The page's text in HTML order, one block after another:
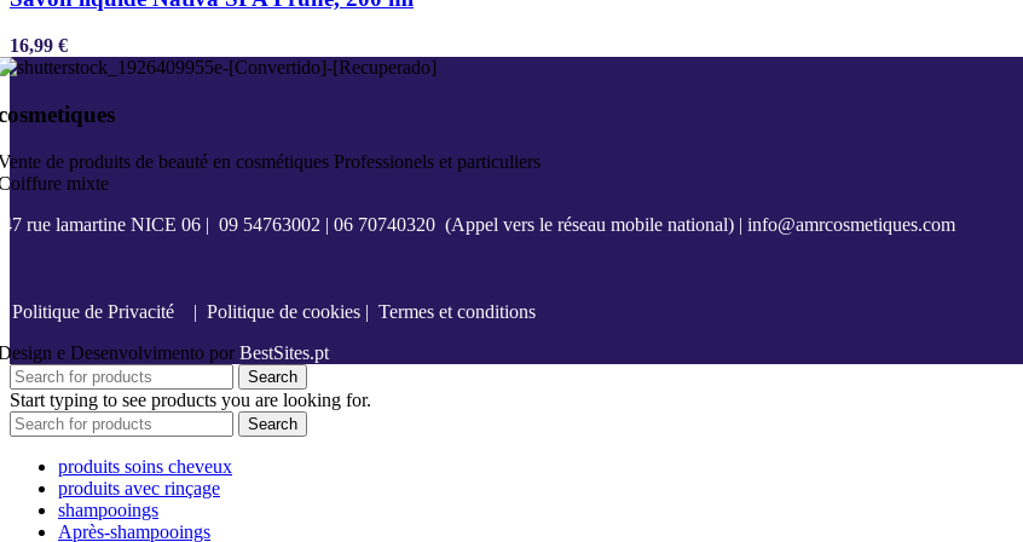
16,99 €
de produits de beauté en cosmétiques Professionels et particuliers
mixte
47 rue lamartine NICE 06 | 09 54763002 | 06 70740320 (Appel vers le réseau mobile national) | info@amrcosmetiques.com
Politique de Privacité | Politique de cookies | Termes et conditions
e Desenvolvimento por BestSites.pt
Search
Start typing to see products you are looking for.
Search
produits soins cheveux
produits avec rinçage
shampooings
Après-shampooings